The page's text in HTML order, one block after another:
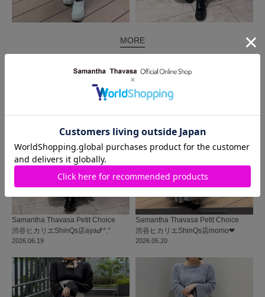
MORE
同じ商品を使った コーディネート
2026.06.19
Samantha Thavasa Petit Choice
渋谷ヒカリエShinQs店ayaᕷ*.°
2026.05.20
Samantha Thavasa Petit Choice
渋谷ヒカリエShinQs店momo‪‪❤︎‬